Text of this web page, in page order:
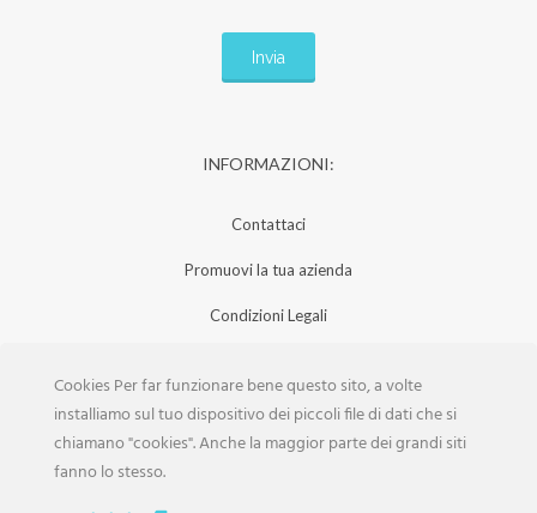
INFORMAZIONI:
Contattaci
Promuovi la tua azienda
Condizioni Legali
Iscrizione Aziende
Scarica la Rivista
Cookies Per far funzionare bene questo sito, a volte
installiamo sul tuo dispositivo dei piccoli file di dati che si
chiamano "cookies". Anche la maggior parte dei grandi siti
fanno lo stesso.